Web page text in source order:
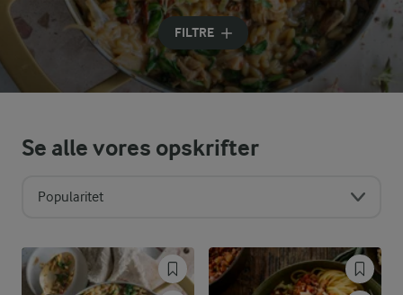
Indtast søgeord for at søge
FILTRE
Se alle vores opskrifter
Popularitet